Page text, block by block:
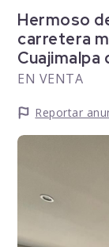
Hermoso
carretera
Cuajimalpa
EN VENTA
Reportar